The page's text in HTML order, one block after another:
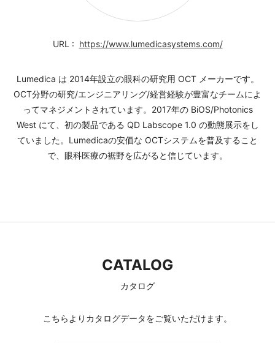
https://www.lumedicasystems.com/
Lumedica は 2014年設立の眼科の研究用 OCT メーカーです。
OCT分野の研究/エンジニアリング/経営経験が豊富なチームによ
ってマネジメントされています。2017年の BiOS/Photonics
West にて、初の製品である QD Labscope 1.0 の動態展示をし
ていました。Lumedicaの安価な OCTシステムを普及すること
で、眼科医療の裾野を広がると信じています。
CATALOG
カタログ
こちらよりカタログデータをご覧いただけます。